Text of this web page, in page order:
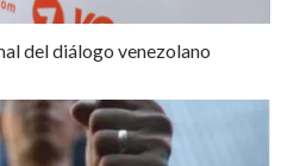
del diálogo venezolano